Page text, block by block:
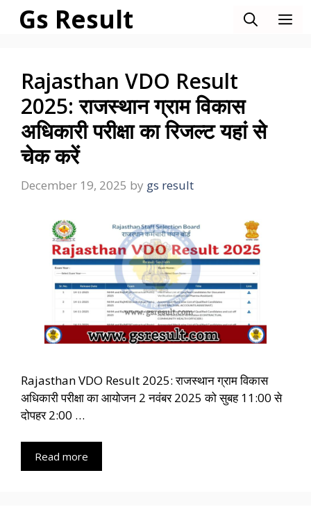
Gs Result
Rajasthan VDO Result
2025: राजस्थान ग्राम विकास
अधिकारी परीक्षा का रिजल्ट यहां से
चेक करें
December 19, 2025 by gs result
Rajasthan VDO Result 2025: राजस्थान ग्राम विकास
अधिकारी परीक्षा का आयोजन 2 नवंबर 2025 को सुबह 11:00 से
दोपहर 2:00 …
Read more